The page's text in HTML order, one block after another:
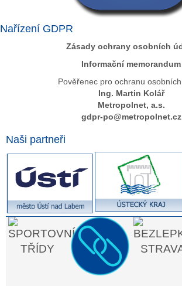
Nařízení GDPR
Zásady ochrany osobních
Informační memorandum
Pověřenec pro ochranu
Ing. Martin Kolář
Metropolnet, a.s.
gdpr-po@metropolnet.cz
Naši partneři